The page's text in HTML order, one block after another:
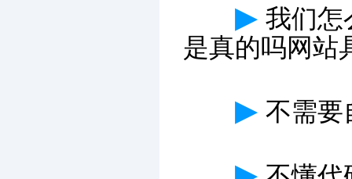
▶ 我们怎
是真的吗网站
▶ 不需要